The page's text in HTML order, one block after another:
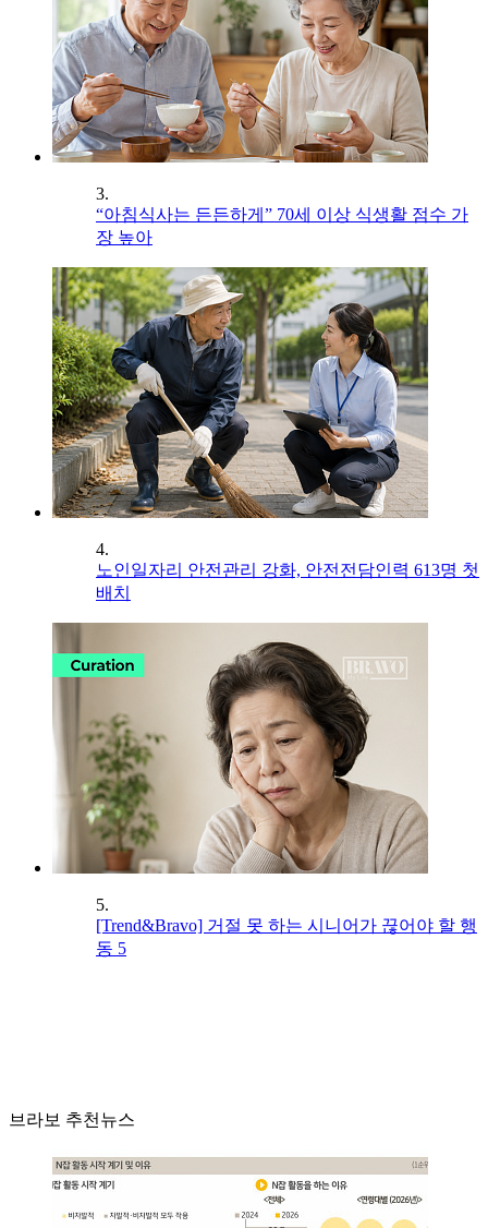
3.
“아침식사는 든든하게” 70세 이상 식생활 점수 가
장 높아
4.
노인일자리 안전관리 강화, 안전전담인력 613명 첫
배치
5.
[Trend&Bravo] 거절 못 하는 시니어가 끊어야 할 행
동 5
브라보 추천뉴스